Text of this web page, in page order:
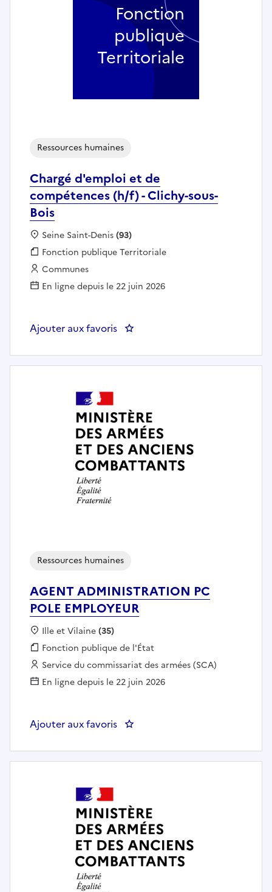
Chargé d'emploi et de
compétences (h/f) - Clichy-sous-
Bois
Ressources humaines
Localisation :
Seine Saint-Denis(93)
Fonction publique :
Fonction publique Territoriale
Employeur :
Communes
En ligne depuis le 22 juin 2026
Ajouter aux favoris : Chargé d'emploi et de
Fonction
publique
Territoriale
AGENT ADMINISTRATION PC
POLE EMPLOYEUR
Ressources humaines
Localisation :
Ille et Vilaine(35)
Fonction publique :
Fonction publique de l'État
Employeur :
Service du commissariat des armées (SCA)
En ligne depuis le 22 juin 2026
Ajouter aux favoris